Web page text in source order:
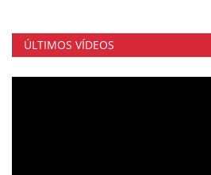
ÚLTIMOS VÍDEOS